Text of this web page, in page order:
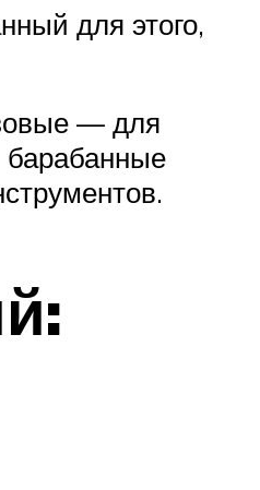
для этого,
— для
барабанные